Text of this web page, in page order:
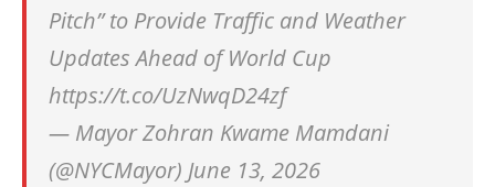
Pitch” to Provide Traffic and Weather
Updates Ahead of World Cup
https://t.co/UzNwqD24zf
— Mayor Zohran Kwame Mamdani
(@NYCMayor) June 13, 2026